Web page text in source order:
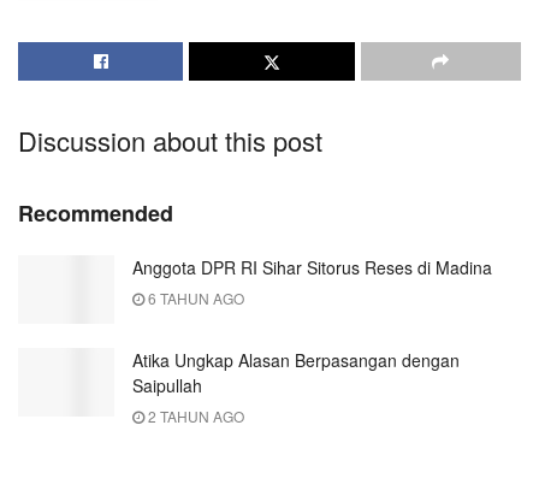
Discussion about this post
Recommended
Anggota DPR RI Sihar Sitorus Reses di Madina
6 TAHUN AGO
Atika Ungkap Alasan Berpasangan dengan
Saipullah
2 TAHUN AGO